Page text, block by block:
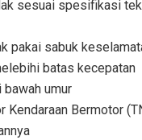
sesuai spesifikasi
pakai sabuk
batas kecepatan
bawah umur
Kendaraan Bermotor